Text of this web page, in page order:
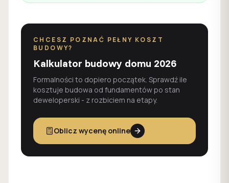
CHCESZ POZNAĆ PEŁNY KOSZT
BUDOWY?
Kalkulator budowy domu 2026
Formalności to dopiero początek. Sprawdź ile
kosztuje budowa od fundamentów po stan
deweloperski - z rozbiciem na etapy.
Oblicz wycenę online